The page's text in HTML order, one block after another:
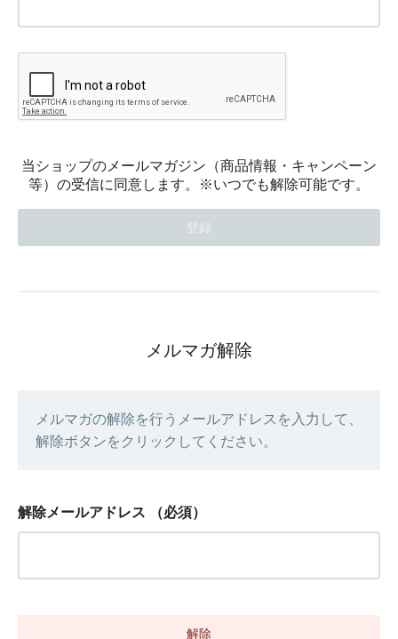
当ショップのメールマガジン（商品情報・キャンペーン
等）の受信に同意します。※いつでも解除可能です。
メルマガ解除
メルマガの解除を行うメールアドレスを入力して、
解除ボタンをクリックしてください。
解除メールアドレス （必須）